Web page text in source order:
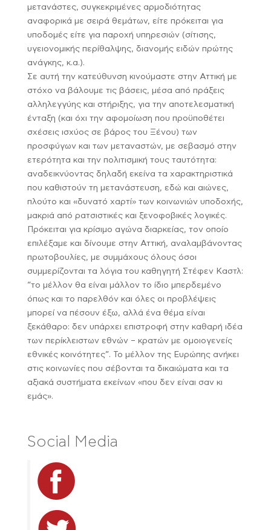
μετανάστες, συγκεκριμένες αρμοδιότητας
αναφορικά με σειρά θεμάτων, είτε πρόκειται για
υποδομές είτε για παροχή υπηρεσιών (σίτισης,
υγειονομικής περίθαλψης, διανομής ειδών πρώτης
ανάγκης, κ.α.).
Σε αυτή την κατεύθυνση κινούμαστε στην Αττική με
στόχο να βάλουμε τις βάσεις, μέσα από πράξεις
αλληλεγγύης και στήριξης, για την αποτελεσματική
ένταξη (και όχι την αφομοίωση που προϋποθέτει
σχέσεις ισχύος σε βάρος του Ξένου) των
προσφύγων και των μεταναστών, με σεβασμό στην
ετερότητα και την πολιτισμική τους ταυτότητα:
αναδεικνύοντας δηλαδή εκείνα τα χαρακτηριστικά
που καθιστούν τη μετανάστευση, εδώ και αιώνες,
πλούτο και «δυνατό χαρτί» των κοινωνιών υποδοχής,
μακριά από ρατσιστικές και ξενοφοβικές λογικές.
Πρόκειται για κρίσιμο αγώνα διαρκείας, τον οποίο
επιλέξαμε και δίνουμε στην Αττική, αναλαμβάνοντας
πρωτοβουλίες, με συμμάχους όλους όσοι
συμμερίζονται τα λόγια του καθηγητή Στέφεν Καστλ:
“το μέλλον θα είναι μάλλον το ίδιο μπερδεμένο
όπως και το παρελθόν και όλες οι προβλέψεις
μπορεί να πέσουν έξω, αλλά ένα θέμα είναι
ξεκάθαρο: δεν υπάρχει επιστροφή στην καθαρή ιδέα
των περίκλειστων εθνών – κρατών με ομοιογενείς
εθνικές κοινότητες”. Το μέλλον της Ευρώπης ανήκει
στις κοινωνίες που σέβονται τα δικαιώματα και τα
αξιακά συστήματα εκείνων «που δεν είναι σαν κι
εμάς».
Social Media